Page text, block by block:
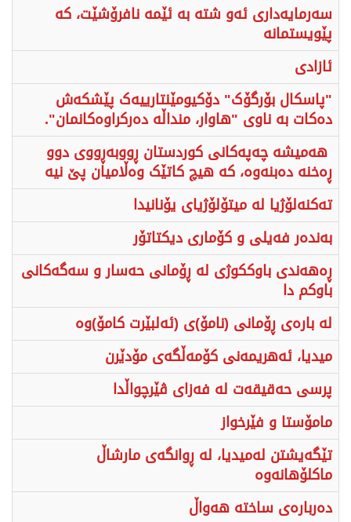
سەرمایەداری ئەو شتە بە ئێمە نافرۆشێت، کە
پێویستمانە
ئازادی
"پاسکال بۆرگۆک" دۆکیومێنتارییەک پێشکەش
دەکات بە ناوی "هاوار، منداڵە دەرکراوەکانمان".
هەمیشە چەپەکانی کوردستان ڕووبەڕووی دوو
ڕەخنە دەبنەوە، کە هیچ کاتێک وەڵامیان پێ نیە
تەکنەلۆژیا لە میتۆلۆژیای یۆنانیدا
بەندەر فەیلی و کۆماری دیکتاتۆر
ڕەهەندی باوککوژی لە ڕۆمانی حەسار و سەگەکانی
باوکم دا
لە بارەی ڕۆمانی (نامۆ)ی (ئەلبێرت کامۆ)وە
میدیا، ئەهریمەنی کۆمەڵگەی مۆدێرن
پرسی حەقیقەت لە فەزای ڤێرچواڵدا
مامۆستا و فێرخواز
تێگەیشتن لەمیدیا، لە ڕوانگەی مارشاڵ
ماکلۆهانەوە
دەربارەی ساختە هەواڵ